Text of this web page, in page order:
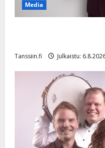
Media
Tanssiin.fi Julkaistu: